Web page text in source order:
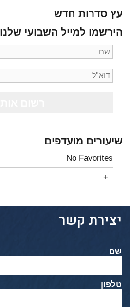
עץ סדרות חדש
הירשמו למייל השבועי שלנו
שיעורים מועדפים
No Favorites
יצירת קשר
שם
טלפון